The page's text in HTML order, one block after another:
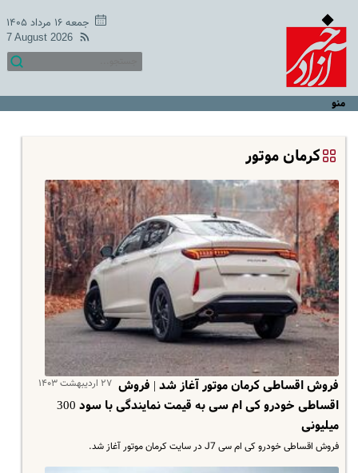
جمعه ۱۶ مرداد ۱۴۰۵
7 August 2026
منو
کرمان موتور
۲۷ اردیبهشت ۱۴۰۳ فروش اقساطی کرمان موتور آغاز شد | فروش
اقساطی خودرو کی ام سی به قیمت نمایندگی با سود 300
میلیونی
فروش اقساطی خودرو کی ام سی J7 در سایت کرمان موتور آغاز شد.